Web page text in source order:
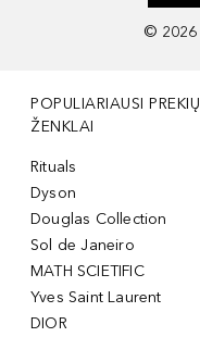
© 2026
POPULIARIAUSI PREKIŲ
ŽENKLAI
Rituals
Dyson
Douglas Collection
Sol de Janeiro
MATH SCIETIFIC
Yves Saint Laurent
DIOR